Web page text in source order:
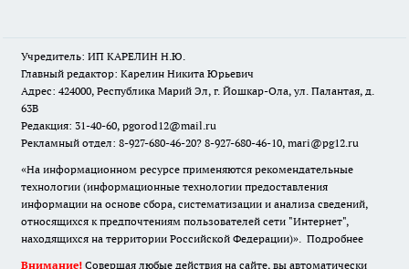
Учредитель: ИП КАРЕЛИН Н.Ю.
Главный редактор: Карелин Никита Юрьевич
Адрес: 424000, Республика Марий Эл, г. Йошкар-Ола, ул. Палантая, д.
63В
Редакция: 31-40-60, pgorod12@mail.ru
Рекламный отдел: 8-927-680-46-20? 8-927-680-46-10, mari@pg12.ru
«На информационном ресурсе применяются рекомендательные
технологии (информационные технологии предоставления
информации на основе сбора, систематизации и анализа сведений,
относящихся к предпочтениям пользователей сети "Интернет",
находящихся на территории Российской Федерации)». Подробнее
Внимание! Совершая любые действия на сайте, вы автоматически